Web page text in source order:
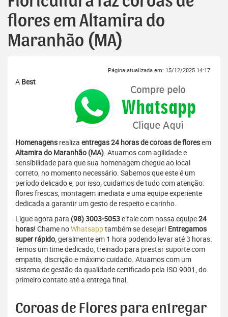
flores em Altamira do
Maranhão (MA)
Página atualizada em: 15/12/2025 14:17
A Best
Homenagens realiza entregas 24 horas de coroas de floresem
Altamira do Maranhão (MA). Atuamos com agilidade e
sensibilidade para que sua homenagem chegue ao local
correto, no momento necessário. Sabemos que este é um
período delicado e, por isso, cuidamos de tudo com atenção:
flores frescas, montagem imediata e uma equipe experiente
dedicada a garantir um gesto de respeito e carinho.
Ligue agora para (98) 3003-5053e fale com nossa equipe24
horas! Chame noWhatsapptambém se desejar! Entregamos
super rápido, geralmente em 1 hora podendo levar até 3 horas.
Temos um time dedicado, treinado para prestar suporte com
empatia, discrição e máximo cuidado. Atuamos com um
sistema de gestão da qualidade certificado pela ISO 9001, do
primeiro contato até a entrega final.
Coroas de Flores para entregar